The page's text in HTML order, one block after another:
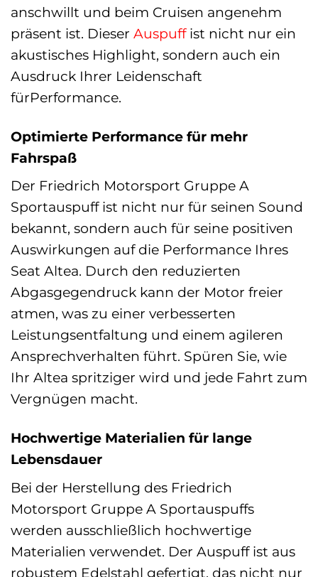
anschwillt und beim Cruisen angenehm
präsent ist. Dieser Auspuffist nicht nur ein
akustisches Highlight, sondern auch ein
Ausdruck Ihrer Leidenschaft
fürPerformance.
Optimierte Performance für mehr
Fahrspaß
Der Friedrich Motorsport Gruppe A
Sportauspuff ist nicht nur für seinen Sound
bekannt, sondern auch für seine positiven
Auswirkungen auf die Performance Ihres
Seat Altea. Durch den reduzierten
Abgasgegendruck kann der Motor freier
atmen, was zu einer verbesserten
Leistungsentfaltung und einem agileren
Ansprechverhalten führt. Spüren Sie, wie
Ihr Altea spritziger wird und jede Fahrt zum
Vergnügen macht.
Hochwertige Materialien für lange
Lebensdauer
Bei der Herstellung des Friedrich
Motorsport Gruppe A Sportauspuffs
werden ausschließlich hochwertige
Materialien verwendet. Der Auspuff ist aus
robustem Edelstahl gefertigt, das nicht nur